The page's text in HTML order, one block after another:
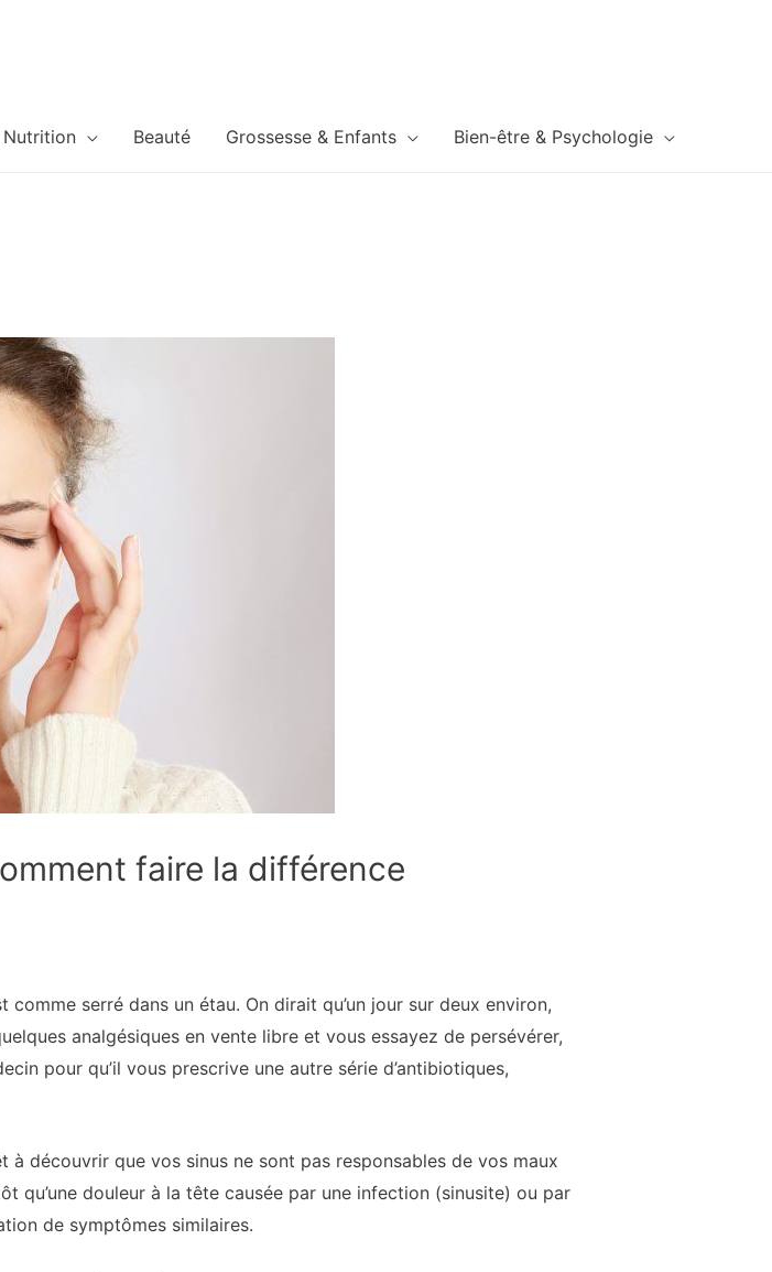
Nutrition Beauté Grossesse & Enfants Bien-être & Psychologie
faire la différence
serré dans un étau. On dirait qu’un jour sur deux environ,
analgésiques en vente libre et vous essayez de persévérer,
pour qu’il vous prescrive une autre série d’antibiotiques,
découvrir que vos sinus ne sont pas responsables de vos maux
qu’une douleur à la tête causée par une infection (sinusite) ou par
de symptômes similaires.